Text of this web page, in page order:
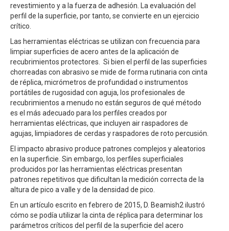
revestimiento y a la fuerza de adhesión. La evaluación del
perfil de la superficie, por tanto, se convierte en un ejercicio
crítico.
Las herramientas eléctricas se utilizan con frecuencia para
limpiar superficies de acero antes de la aplicación de
recubrimientos protectores. Si bien el perfil de las superficies
chorreadas con abrasivo se mide de forma rutinaria con cinta
de réplica, micrómetros de profundidad o instrumentos
portátiles de rugosidad con aguja, los profesionales de
recubrimientos a menudo no están seguros de qué método
es el más adecuado para los perfiles creados por
herramientas eléctricas, que incluyen air raspadores de
agujas, limpiadores de cerdas y raspadores de roto percusión.
El impacto abrasivo produce patrones complejos y aleatorios
en la superficie. Sin embargo, los perfiles superficiales
producidos por las herramientas eléctricas presentan
patrones repetitivos que dificultan la medición correcta de la
altura de pico a valle y de la densidad de pico.
En un artículo escrito en febrero de 2015, D. Beamish2 ilustró
cómo se podía utilizar la cinta de réplica para determinar los
parámetros críticos del perfil de la superficie del acero